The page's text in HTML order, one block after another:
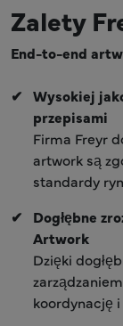
Zalety
End-to-end
Wysokiej
przepisami
Firma Freyr
artwork są
standardy
Dogłębne
Artwork
Dzięki
koordynację